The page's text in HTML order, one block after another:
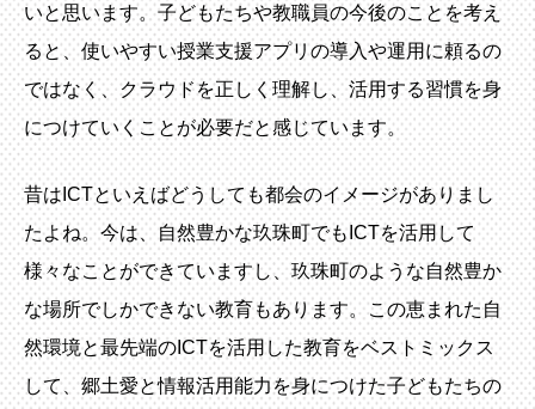
いと思います。子どもたちや教職員の今後のことを考え
ると、使いやすい授業支援アプリの導入や運用に頼るの
ではなく、クラウドを正しく理解し、活用する習慣を身
につけていくことが必要だと感じています。
昔はICTといえばどうしても都会のイメージがありまし
たよね。今は、自然豊かな玖珠町でもICTを活用して
様々なことができていますし、玖珠町のような自然豊か
な場所でしかできない教育もあります。この恵まれた自
然環境と最先端のICTを活用した教育をベストミックス
して、郷土愛と情報活用能力を身につけた子どもたちの